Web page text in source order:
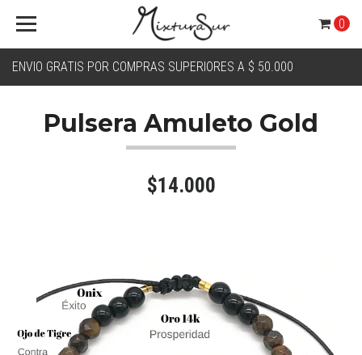
ENVIO GRATIS POR COMPRAS SUPERIORES A $ 50.000
0
Pulsera Amuleto Gold
$14.000